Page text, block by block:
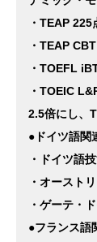
・TEAP 225
・TEAP
・TOEFL
・TOEIC
2.5倍にし、
●ドイツ語関
・ドイツ語
・オースト
・ゲーテ・
●フランス語